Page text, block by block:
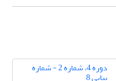
دوره 4، شماره 2 - شماره
پیاپی 8